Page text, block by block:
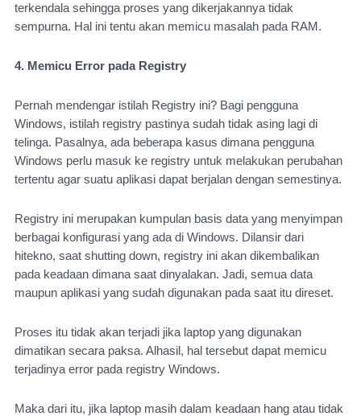
terkendala sehingga proses yang dikerjakannya tidak
sempurna. Hal ini tentu akan memicu masalah pada RAM.
4. Memicu Error pada Registry
Pernah mendengar istilah Registry ini? Bagi pengguna
Windows, istilah registry pastinya sudah tidak asing lagi di
telinga. Pasalnya, ada beberapa kasus dimana pengguna
Windows perlu masuk ke registry untuk melakukan perubahan
tertentu agar suatu aplikasi dapat berjalan dengan semestinya.
Registry ini merupakan kumpulan basis data yang menyimpan
berbagai konfigurasi yang ada di Windows. Dilansir dari
hitekno, saat shutting down, registry ini akan dikembalikan
pada keadaan dimana saat dinyalakan. Jadi, semua data
maupun aplikasi yang sudah digunakan pada saat itu direset.
Proses itu tidak akan terjadi jika laptop yang digunakan
dimatikan secara paksa. Alhasil, hal tersebut dapat memicu
terjadinya error pada registry Windows.
Maka dari itu, jika laptop masih dalam keadaan hang atau tidak